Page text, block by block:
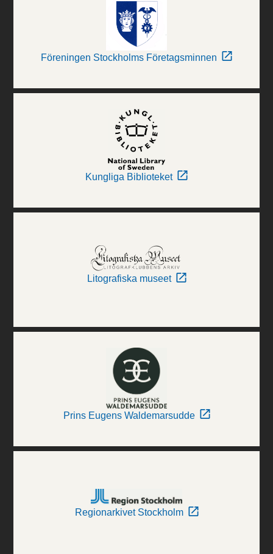
Föreningen Stockholms Företagsminnen
Kungliga Biblioteket
Litografiska museet
Prins Eugens Waldemarsudde
Regionarkivet Stockholm